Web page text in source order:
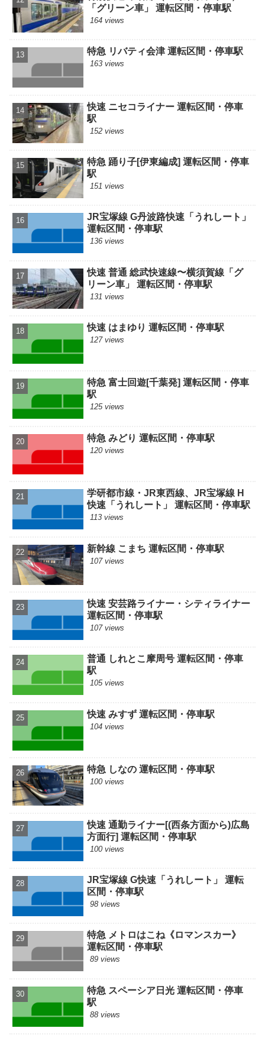
「グリーン車」 運転区間・停車駅
164 views
特急 リバティ会津 運転区間・停車駅
163 views
快速 ニセコライナー 運転区間・停車
駅
152 views
特急 踊り子[伊東編成] 運転区間・停車
駅
151 views
JR宝塚線 G丹波路快速「うれしート」
運転区間・停車駅
136 views
快速 普通 総武快速線〜横須賀線「グ
リーン車」 運転区間・停車駅
131 views
快速 はまゆり 運転区間・停車駅
127 views
特急 富士回遊[千葉発] 運転区間・停車
駅
125 views
特急 みどり 運転区間・停車駅
120 views
学研都市線・JR東西線、JR宝塚線 H
快速「うれしート」 運転区間・停車駅
113 views
新幹線 こまち 運転区間・停車駅
107 views
快速 安芸路ライナー・シティライナー
運転区間・停車駅
107 views
普通 しれとこ摩周号 運転区間・停車
駅
105 views
快速 みすず 運転区間・停車駅
104 views
特急 しなの 運転区間・停車駅
100 views
快速 通勤ライナー[(西条方面から)広島
方面行] 運転区間・停車駅
100 views
JR宝塚線 G快速「うれしート」 運転
区間・停車駅
98 views
特急 メトロはこね《ロマンスカー》
運転区間・停車駅
89 views
特急 スペーシア日光 運転区間・停車
駅
88 views